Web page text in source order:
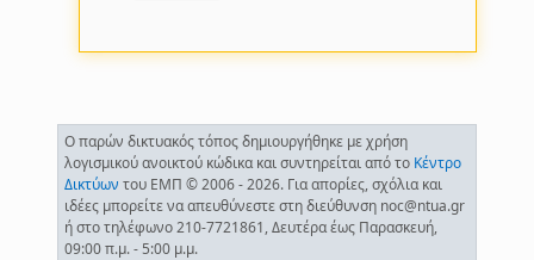
Ο παρών δικτυακός τόπος δημιουργήθηκε με χρήση
λογισμικού ανοικτού κώδικα και συντηρείται από το Κέντρο
Δικτύων του ΕΜΠ © 2006 - 2026. Για απορίες, σχόλια και
ιδέες μπορείτε να απευθύνεστε στη διεύθυνση noc@ntua.gr
ή στο τηλέφωνο 210-7721861, Δευτέρα έως Παρασκευή,
09:00 π.μ. - 5:00 μ.μ.